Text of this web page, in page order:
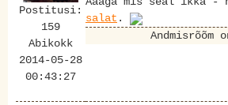
Postitusi:
159
Abikokk
2014-05-28
00:43:27
salat .
Andmisrõõm